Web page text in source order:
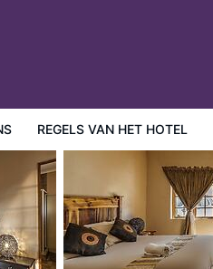
REGELS VAN HET HOTEL